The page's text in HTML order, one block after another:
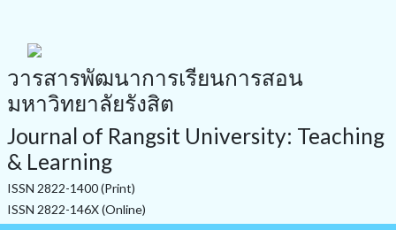
วารสารพัฒนาการเรียนการสอน
มหาวิทยาลัยรังสิต
Journal of Rangsit University: Teaching
& Learning
ISSN 2822-1400 (Print)
ISSN 2822-146X (Online)